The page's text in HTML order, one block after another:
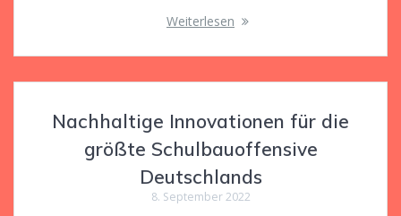
Weiterlesen
Nachhaltige Innovationen für die
größte Schulbauoffensive
Deutschlands
8. September 2022